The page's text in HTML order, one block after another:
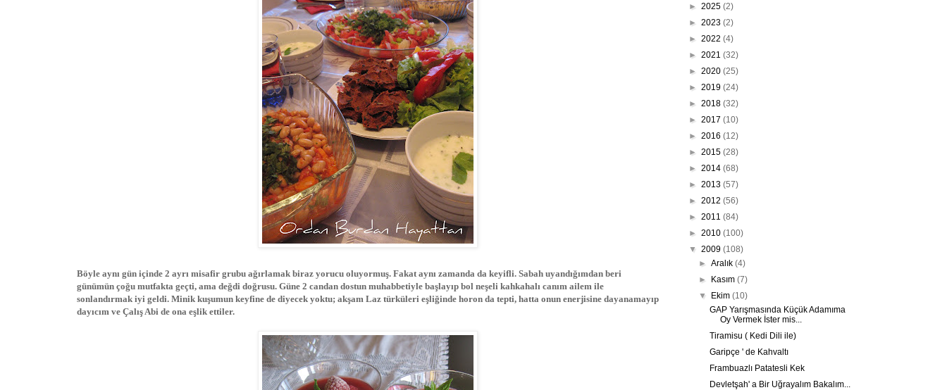
Böyle aynı gün içinde 2 ayrı misafir grubu ağırlamak biraz yorucu oluyormuş. Fakat aynı zamanda da keyifli. Sabah uyandığımdan beri
günümün çoğu mutfakta geçti, ama değdi doğrusu. Güne 2 candan dostun muhabbetiyle başlayıp bol neşeli kahkahalı canım ailem ile
sonlandırmak iyi geldi. Minik kuşumun keyfine de diyecek yoktu; akşam Laz türküleri eşliğinde horon da tepti, hatta onun enerjisine dayanamayıp
dayıcım ve Çalış Abi de ona eşlik ettiler.
► 2025 (2)
► 2023 (2)
► 2022 (4)
► 2021 (32)
► 2020 (25)
► 2019 (24)
► 2018 (32)
► 2017 (10)
► 2016 (12)
► 2015 (28)
► 2014 (68)
► 2013 (57)
► 2012 (56)
► 2011 (84)
► 2010 (100)
▼ 2009 (108)
►Aralık(4)
► Kasım(7)
▼ Ekim(10)
GAP Yarışmasında Küçük Adamıma
Oy Vermek İster mis...
Tiramisu ( Kedi Dili ile)
Garipçe ' de Kahvaltı
Frambuazlı Patatesli Kek
Devletşah' a Bir Uğrayalım Bakalım...